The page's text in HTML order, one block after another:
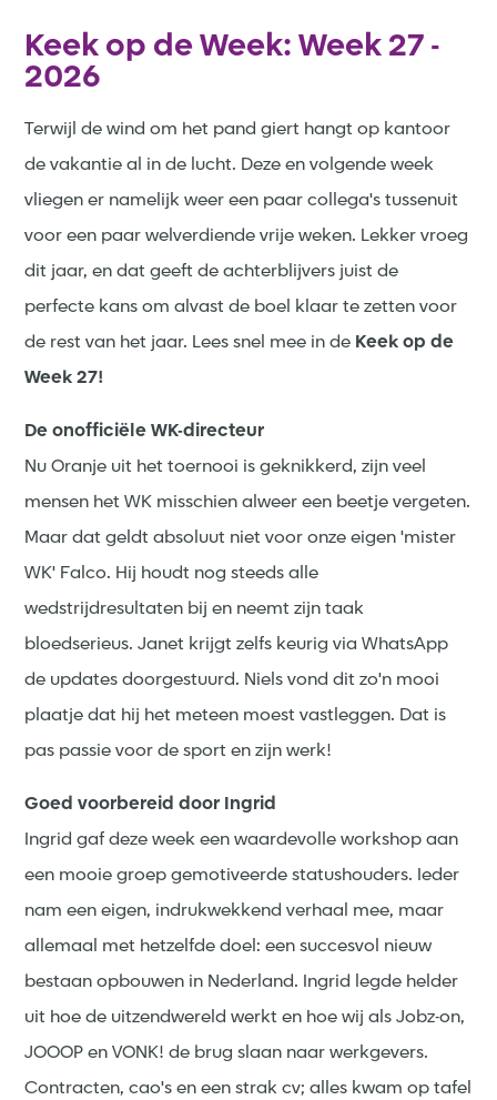
Keek op de Week: Week 27 -
2026
Terwijl de wind om het pand giert hangt op kantoor
de vakantie al in de lucht. Deze en volgende week
vliegen er namelijk weer een paar collega's tussenuit
voor een paar welverdiende vrije weken. Lekker vroeg
dit jaar, en dat geeft de achterblijvers juist de
perfecte kans om alvast de boel klaar te zetten voor
de rest van het jaar. Lees snel mee in de Keek op de
Week 27!
De onofficiële WK-directeur
Nu Oranje uit het toernooi is geknikkerd, zijn veel
mensen het WK misschien alweer een beetje vergeten.
Maar dat geldt absoluut niet voor onze eigen 'mister
WK' Falco. Hij houdt nog steeds alle
wedstrijdresultaten bij en neemt zijn taak
bloedserieus. Janet krijgt zelfs keurig via WhatsApp
de updates doorgestuurd. Niels vond dit zo'n mooi
plaatje dat hij het meteen moest vastleggen. Dat is
pas passie voor de sport en zijn werk!
Goed voorbereid door Ingrid
Ingrid gaf deze week een waardevolle workshop aan
een mooie groep gemotiveerde statushouders. Ieder
nam een eigen, indrukwekkend verhaal mee, maar
allemaal met hetzelfde doel: een succesvol nieuw
bestaan opbouwen in Nederland. Ingrid legde helder
uit hoe de uitzendwereld werkt en hoe wij als Jobz-on,
JOOOP en VONK! de brug slaan naar werkgevers.
Contracten, cao's en een strak cv; alles kwam op tafel